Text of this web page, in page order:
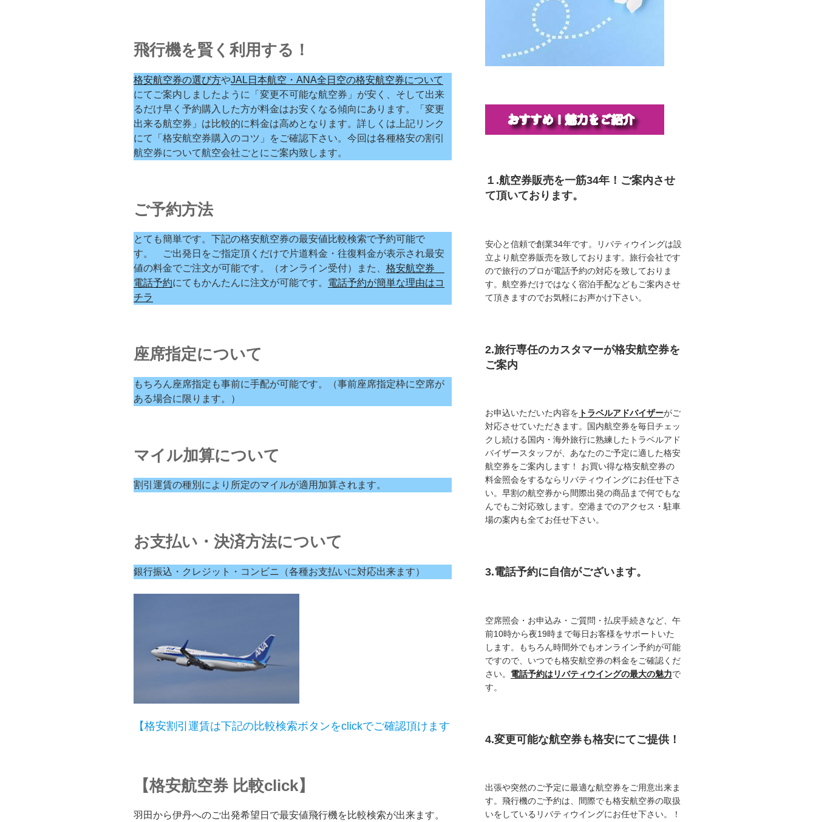
飛行機を賢く利用する！
格安航空券の選び方やJAL日本航空・ANA全日空の格安航空券について
にてご案内しましたように「変更不可能な航空券」が安く、そして出来
るだけ早く予約購入した方が料金はお安くなる傾向にあります。「変更
出来る航空券」は比較的に料金は高めとなります。詳しくは上記リンク
にて「格安航空券購入のコツ」をご確認下さい。今回は各種格安の割引
航空券について航空会社ごとにご案内致します。
ご予約方法
とても簡単です。下記の格安航空券の最安値比較検索で予約可能で
す。 ご出発日をご指定頂くだけで片道料金・往復料金が表示され最安
値の料金でご注文が可能です。（オンライン受付）また、 格安航空券
電話予約にてもかんたんに注文が可能です。 電話予約が簡単な理由はコ
チラ
座席指定について
もちろん座席指定も事前に手配が可能です。（事前座席指定枠に空席が
ある場合に限ります。）
マイル加算について
割引運賃の種別により所定のマイルが適用加算されます。
お支払い・決済方法について
銀行振込・クレジット・コンビニ（各種お支払いに対応出来ます）
【格安割引運賃は下記の比較検索ボタンをclickでご確認頂けます
【格安航空券 比較click】
羽田から伊丹へのご出発希望日で最安値飛行機を比較検索が出来ます。
１.航空券販売を一筋34年！ご案内させ
て頂いております。
安心と信頼で創業34年です。リバティウイングは設
立より航空券販売を致しております。旅行会社です
ので旅行のプロが電話予約の対応を致しておりま
す。航空券だけではなく宿泊手配などもご案内させ
て頂きますのでお気軽にお声かけ下さい。
2.旅行専任のカスタマーが格安航空券を
ご案内
お申込いただいた内容を トラベルアドバイザーがご
対応させていただきます。国内航空券を毎日チェッ
クし続ける国内・海外旅行に熟練したトラベルアド
バイザースタッフが、あなたのご予定に適した格安
航空券をご案内します！ お買い得な格安航空券の
料金照会をするならリバティウイングにお任せ下さ
い。早割の航空券から間際出発の商品まで何でもな
んでもご対応致します。空港までのアクセス・駐車
場の案内も全てお任せ下さい。
3.電話予約に自信がございます。
空席照会・お申込み・ご質問・払戻手続きなど、午
前10時から夜19時まで毎日お客様をサポートいた
します。もちろん時間外でもオンライン予約が可能
ですので、いつでも格安航空券の料金をご確認くだ
さい。 電話予約はリバティウイングの最大の魅力で
す。
4.変更可能な航空券も格安にてご提供！
出張や突然のご予定に最適な航空券をご用意出来ま
す。飛行機のご予約は、間際でも格安航空券の取扱
いをしているリバティウイングにお任せ下さい。！